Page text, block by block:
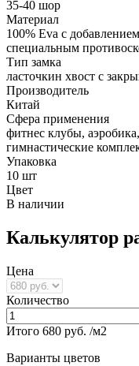
35-40 шор
Материал
100% Eva с
специальным
Тип замка
ласточкин хвост с
Производитель
Китай
Сфера применения
фитнес клубы,
гимнастические
Упаковка
10 шт
Цвет
В наличии
Калькулятор
Цена
Количество
Итого 680 руб. /м2
Варианты цветов